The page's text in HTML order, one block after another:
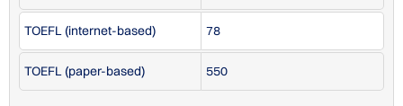
TOEFL (internet-based) 78
TOEFL (paper-based) 550